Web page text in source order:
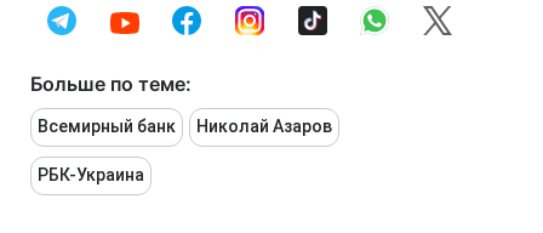
Больше по теме:
Всемирный банк Николай Азаров
РБК-Украина